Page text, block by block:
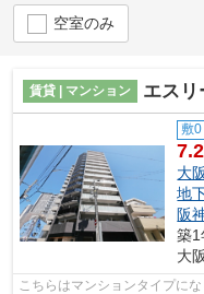
空室のみ
賃貸 | マンション エスリー
敷0
7.2
大
地
阪
築1
大
こちらはマンションタイプに